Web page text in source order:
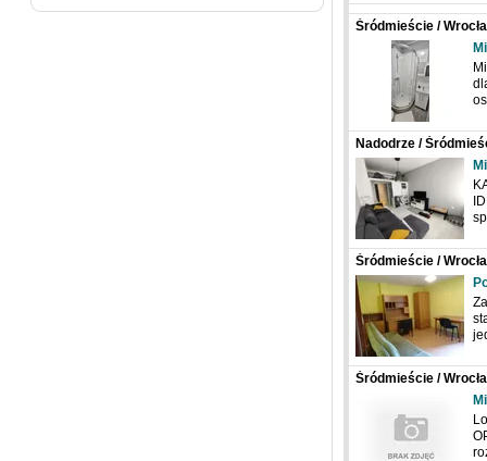
Śródmieście /
Nadodrze /
Chrobrego
Śródmieście /
Śródmieście /